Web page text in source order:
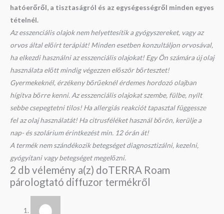
hatóerőről, a tisztaságról és az egységességről minden egyes
tételnél.
Az esszenciális olajok nem helyettesítik a gyógyszereket, vagy az
orvos által előírt terápiát! Minden esetben konzultáljon orvosával,
ha elkezdi használni az esszenciális olajokat! Egy Ön számára új olaj
használata előtt mindig végezzen először bőrtesztet!
Gyermekeknél, érzékeny bőrűeknél érdemes hordozó olajban
hígítva bőrre kenni. Az esszenciális olajokat szembe, fülbe, nyílt
sebbe csepegtetni tilos! Ha allergiás reakciót tapasztal függessze
fel az olaj használatát! Ha citrusféléket használ bőrön, kerülje a
nap- és szolárium érintkezést min. 12 órán át!
A termék nem szándékozik betegséget diagnosztizálni, kezelni,
gyógyítani vagy betegséget megelőzni.
2 db vélemény a(z) doTERRA Roam
párologtató diffuzor termékről